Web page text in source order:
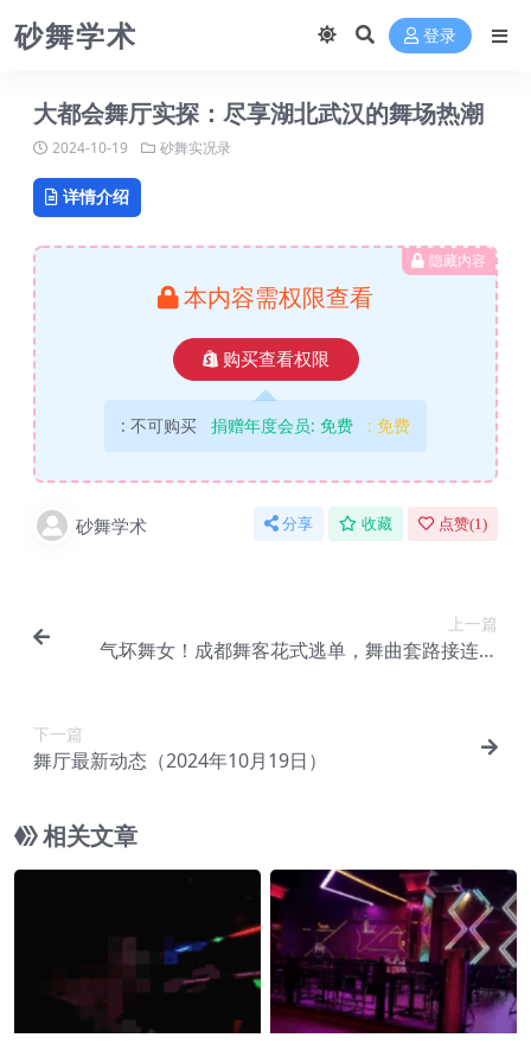
砂舞学术 登录
大都会舞厅实探：尽享湖北武汉的舞场热潮
2024-10-19 砂舞实况录
详情介绍
隐藏内容
本内容需权限查看
购买查看权限
: 不可购买 捐赠年度会员: 免费 : 免费
砂舞学术 分享 收藏 点赞(1 )
上一篇
气坏舞女！成都舞客花式逃单，舞曲套路接连上
下一篇
舞厅最新动态（2024年10月19日）
相关文章